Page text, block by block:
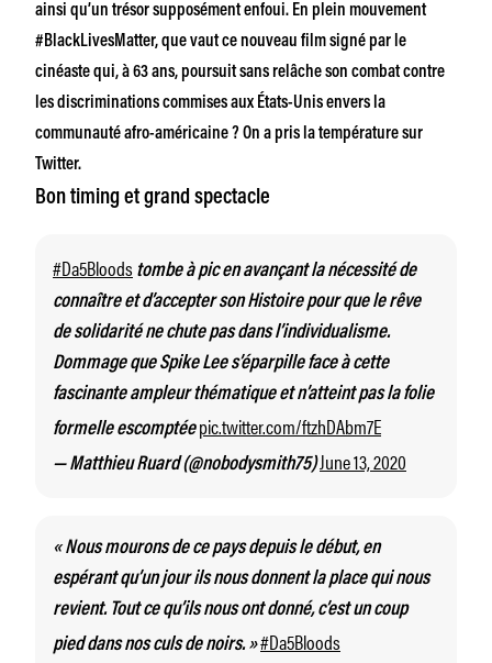
ainsi qu’un trésor supposément enfoui. En plein mouvement
#BlackLivesMatter, que vaut ce nouveau film signé par le
cinéaste qui, à 63 ans, poursuit sans relâche son combat contre
les discriminations commises aux États-Unis envers la
communauté afro-américaine ? On a pris la température sur
Twitter.
Bon timing et grand spectacle
#Da5Bloods tombe à pic en avançant la nécessité de
connaître et d’accepter son Histoire pour que le rêve
de solidarité ne chute pas dans l’individualisme.
Dommage que Spike Lee s’éparpille face à cette
fascinante ampleur thématique et n’atteint pas la folie
formelle escomptéepic.twitter.com/ftzhDAbm7E
— Matthieu Ruard (@nobodysmith75)June 13, 2020
« Nous mourons de ce pays depuis le début, en
espérant qu’un jour ils nous donnent la place qui nous
revient. Tout ce qu’ils nous ont donné, c’est un coup
pied dans nos culs de noirs. »#Da5Bloods